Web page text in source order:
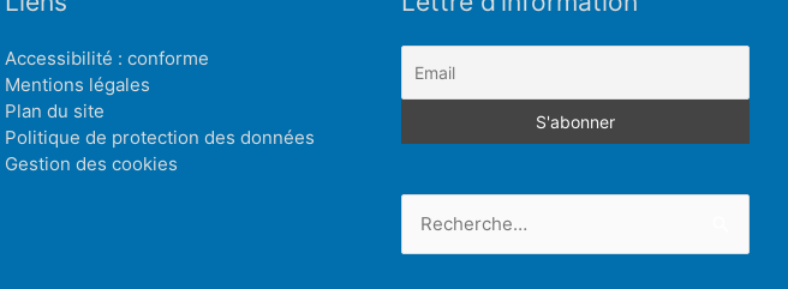
Accessibilité : conforme
Mentions légales
Plan du site
Politique de protection des données
Gestion des cookies